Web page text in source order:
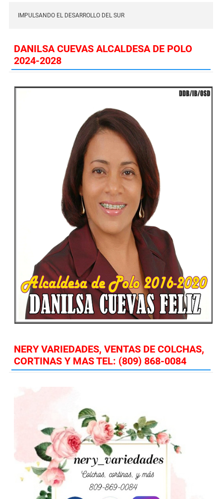
IMPULSANDO EL DESARROLLO DEL SUR
DANILSA CUEVAS ALCALDESA DE POLO
2024-2028
NERY VARIEDADES, VENTAS DE COLCHAS,
CORTINAS Y MAS TEL: (809) 868-0084